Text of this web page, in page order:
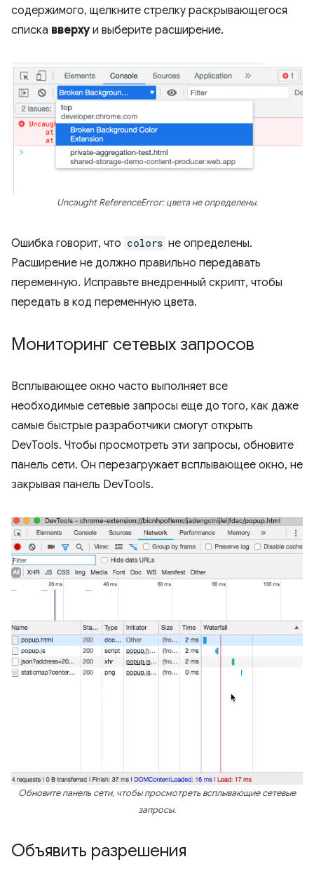
содержимого, щелкните стрелку раскрывающегося
списка вверхуи выберите расширение.
Uncaught ReferenceError: цвета не определены.
Ошибка говорит, что colors не определены.
Расширение не должно правильно передавать
переменную. Исправьте внедренный скрипт, чтобы
передать в код переменную цвета.
Мониторинг сетевых запросов
Всплывающее окно часто выполняет все
необходимые сетевые запросы еще до того, как даже
самые быстрые разработчики смогут открыть
DevTools. Чтобы просмотреть эти запросы, обновите
панель сети. Он перезагружает всплывающее окно, не
закрывая панель DevTools.
Обновите панель сети, чтобы просмотреть всплывающие сетевые
запросы.
Объявить разрешения